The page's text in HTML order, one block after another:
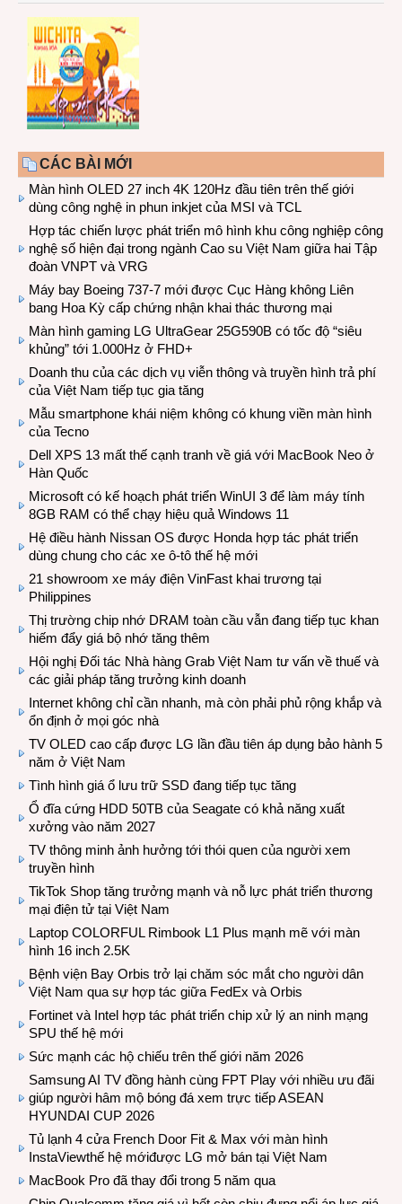
CÁC BÀI MỚI
Màn hình OLED 27 inch 4K 120Hz đầu tiên trên thế giới
dùng công nghệ in phun inkjet của MSI và TCL
Hợp tác chiến lược phát triển mô hình khu công nghiệp công
nghệ số hiện đại trong ngành Cao su Việt Nam giữa hai Tập
đoàn VNPT và VRG
Máy bay Boeing 737-7 mới được Cục Hàng không Liên
bang Hoa Kỳ cấp chứng nhận khai thác thương mại
Màn hình gaming LG UltraGear 25G590B có tốc độ “siêu
khủng” tới 1.000Hz ở FHD+
Doanh thu của các dịch vụ viễn thông và truyền hình trả phí
của Việt Nam tiếp tục gia tăng
Mẫu smartphone khái niệm không có khung viền màn hình
của Tecno
Dell XPS 13 mất thế cạnh tranh về giá với MacBook Neo ở
Hàn Quốc
Microsoft có kế hoạch phát triển WinUI 3 để làm máy tính
8GB RAM có thể chạy hiệu quả Windows 11
Hệ điều hành Nissan OS được Honda hợp tác phát triển
dùng chung cho các xe ô-tô thế hệ mới
21 showroom xe máy điện VinFast khai trương tại
Philippines
Thị trường chip nhớ DRAM toàn cầu vẫn đang tiếp tục khan
hiếm đẩy giá bộ nhớ tăng thêm
Hội nghị Đối tác Nhà hàng Grab Việt Nam tư vấn về thuế và
các giải pháp tăng trưởng kinh doanh
Internet không chỉ cần nhanh, mà còn phải phủ rộng khắp và
ổn định ở mọi góc nhà
TV OLED cao cấp được LG lần đầu tiên áp dụng bảo hành 5
năm ở Việt Nam
Tình hình giá ổ lưu trữ SSD đang tiếp tục tăng
Ổ đĩa cứng HDD 50TB của Seagate có khả năng xuất
xưởng vào năm 2027
TV thông minh ảnh hưởng tới thói quen của người xem
truyền hình
TikTok Shop tăng trưởng mạnh và nỗ lực phát triển thương
mại điện tử tại Việt Nam
Laptop COLORFUL Rimbook L1 Plus mạnh mẽ với màn
hình 16 inch 2.5K
Bệnh viện Bay Orbis trở lại chăm sóc mắt cho người dân
Việt Nam qua sự hợp tác giữa FedEx và Orbis
Fortinet và Intel hợp tác phát triển chip xử lý an ninh mạng
SPU thế hệ mới
Sức mạnh các hộ chiếu trên thế giới năm 2026
Samsung AI TV đồng hành cùng FPT Play với nhiều ưu đãi
giúp người hâm mộ bóng đá xem trực tiếp ASEAN
HYUNDAI CUP 2026
Tủ lạnh 4 cửa French Door Fit & Max với màn hình
InstaViewthế hệ mớiđược LG mở bán tại Việt Nam
MacBook Pro đã thay đổi trong 5 năm qua